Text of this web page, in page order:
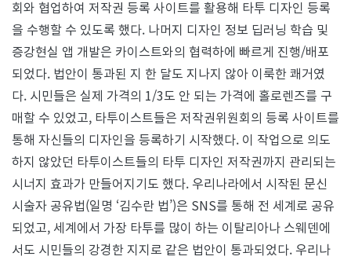
회와 협업하여 저작권 등록 사이트를 활용해 타투 디자인 등록
을 수행할 수 있도록 했다. 나머지 디자인 정보 딥러닝 학습 및
증강현실 앱 개발은 카이스트와의 협력하에 빠르게 진행/배포
되었다. 법안이 통과된 지 한 달도 지나지 않아 이룩한 쾌거였
다. 시민들은 실제 가격의 1/3도 안 되는 가격에 홀로렌즈를 구
매할 수 있었고, 타투이스트들은 저작권위원회의 등록 사이트를
통해 자신들의 디자인을 등록하기 시작했다. 이 작업으로 의도
하지 않았던 타투이스트들의 타투 디자인 저작권까지 관리되는
시너지 효과가 만들어지기도 했다. 우리나라에서 시작된 문신
시술자 공유법(일명 ‘김수란 법’)은 SNS를 통해 전 세계로 공유
되었고, 세계에서 가장 타투를 많이 하는 이탈리아나 스웨덴에
서도 시민들의 강경한 지지로 같은 법안이 통과되었다. 우리나